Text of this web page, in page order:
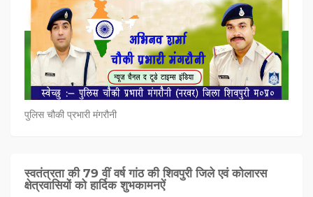
पुलिस चौकी प्रभारी मंगरौनी
स्वतंत्रता की 79 वीं वर्ष गांठ की शिवपुरी जिले एवं कोलारस
क्षेत्रवासियों को हार्दिक शुभकामनऐं